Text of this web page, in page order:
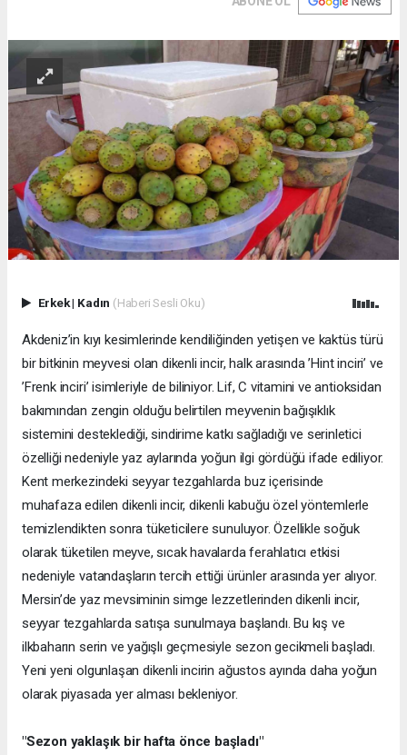
Erkek| Kadın (Haberi Sesli Oku)
Akdeniz’in kıyı kesimlerinde kendiliğinden yetişen ve kaktüs türü
bir bitkinin meyvesi olan dikenli incir, halk arasında ’Hint inciri’ ve
’Frenk inciri’ isimleriyle de biliniyor. Lif, C vitamini ve antioksidan
bakımından zengin olduğu belirtilen meyvenin bağışıklık
sistemini desteklediği, sindirime katkı sağladığı ve serinletici
özelliği nedeniyle yaz aylarında yoğun ilgi gördüğü ifade ediliyor.
Kent merkezindeki seyyar tezgahlarda buz içerisinde
muhafaza edilen dikenli incir, dikenli kabuğu özel yöntemlerle
temizlendikten sonra tüketicilere sunuluyor. Özellikle soğuk
olarak tüketilen meyve, sıcak havalarda ferahlatıcı etkisi
nedeniyle vatandaşların tercih ettiği ürünler arasında yer alıyor.
Mersin’de yaz mevsiminin simge lezzetlerinden dikenli incir,
seyyar tezgahlarda satışa sunulmaya başlandı. Bu kış ve
ilkbaharın serin ve yağışlı geçmesiyle sezon gecikmeli başladı.
Yeni yeni olgunlaşan dikenli incirin ağustos ayında daha yoğun
olarak piyasada yer alması bekleniyor.
"Sezon yaklaşık bir hafta önce başladı"